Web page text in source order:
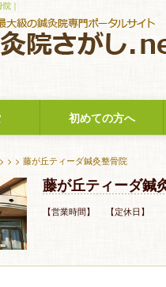
｜
初めての方へ
> > > 藤が丘ティーダ鍼灸整骨院
藤が丘ティーダ鍼
【営業時間】 【定休日】